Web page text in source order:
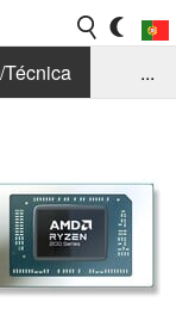
Técnica
...